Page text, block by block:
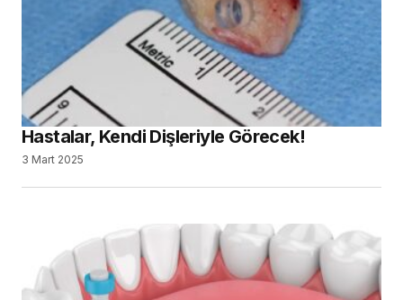
Hastalar, Kendi Dişleriyle Görecek!
3 Mart 2025